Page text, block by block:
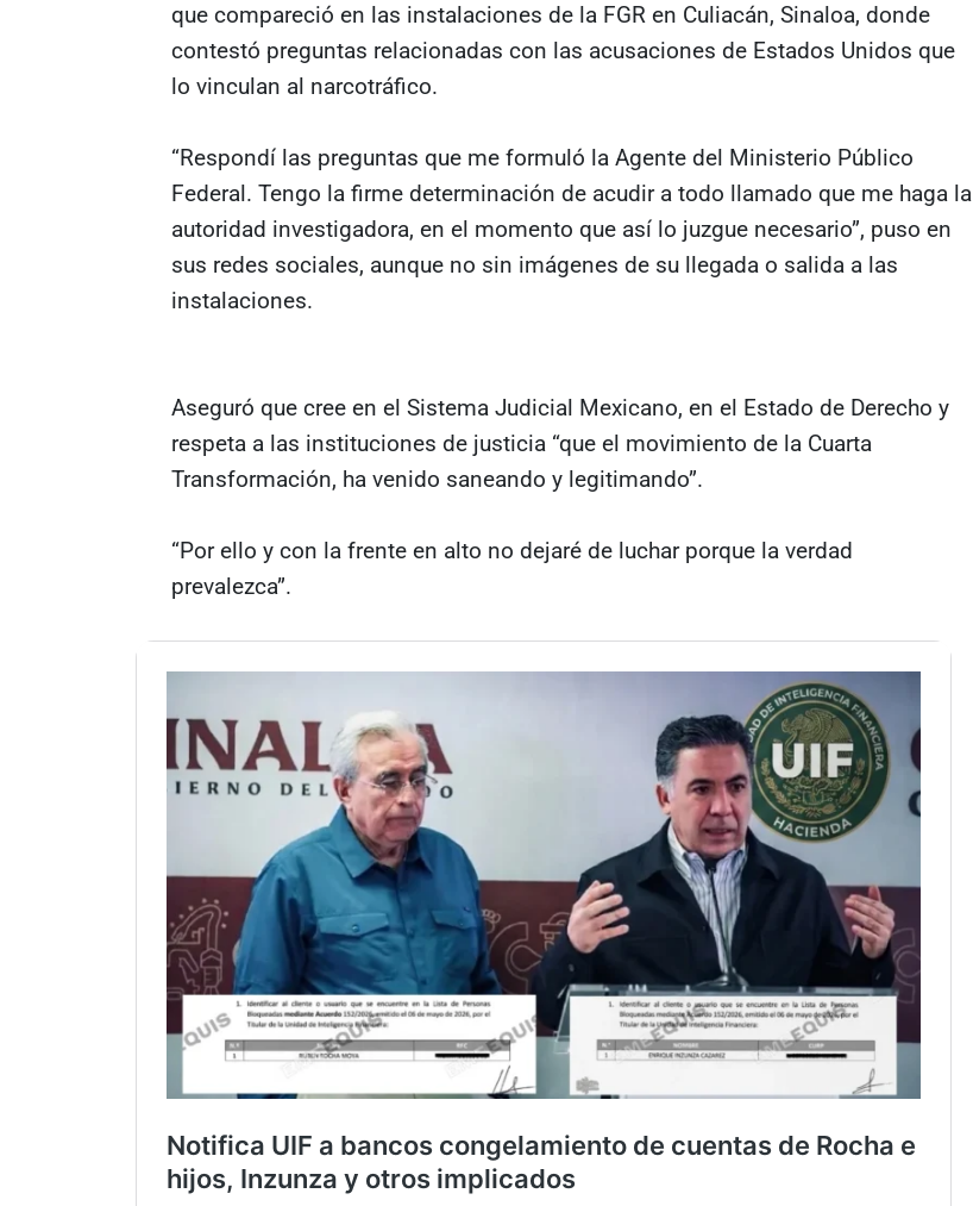
que compareció en las instalaciones de la FGR en Culiacán, Sinaloa, donde
contestó preguntas relacionadas con las acusaciones de Estados Unidos que
lo vinculan al narcotráfico.
“Respondí las preguntas que me formuló la Agente del Ministerio Público
Federal. Tengo la firme determinación de acudir a todo llamado que me haga la
autoridad investigadora, en el momento que así lo juzgue necesario”, puso en
sus redes sociales, aunque no sin imágenes de su llegada o salida a las
instalaciones.
Aseguró que cree en el Sistema Judicial Mexicano, en el Estado de Derecho y
respeta a las instituciones de justicia “que el movimiento de la Cuarta
Transformación, ha venido saneando y legitimando”.
“Por ello y con la frente en alto no dejaré de luchar porque la verdad
prevalezca”.